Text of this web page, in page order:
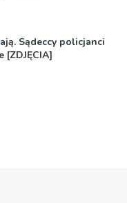
Sądeccy policjanci